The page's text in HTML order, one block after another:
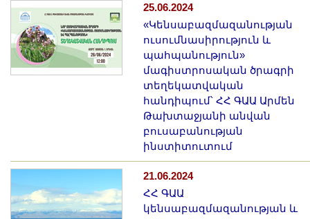
25.06.2024
«Կենսաբազմազանության
ուսումնասիրություն և
պահպանություն»
մագիստրոսական ծրագրի
տեղեկատվական
հանդիպում՝ ՀՀ ԳԱԱ Արմեն
Թախտաջյանի անվան
բուսաբանության
ինստիտուտում
21.06.2024
ՀՀ ԳԱԱ
կենսաբազմազանության և